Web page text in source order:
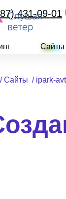
431-09-01
Сайты
/ Сайты / ipark-